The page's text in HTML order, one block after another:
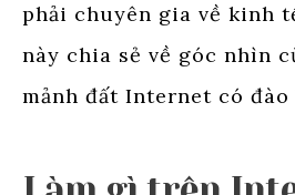
phải chuyên gia về kinh
này chia sẻ về góc nhìn
mảnh đất Internet có đào